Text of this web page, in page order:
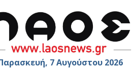
7 Αυγούστου 2026